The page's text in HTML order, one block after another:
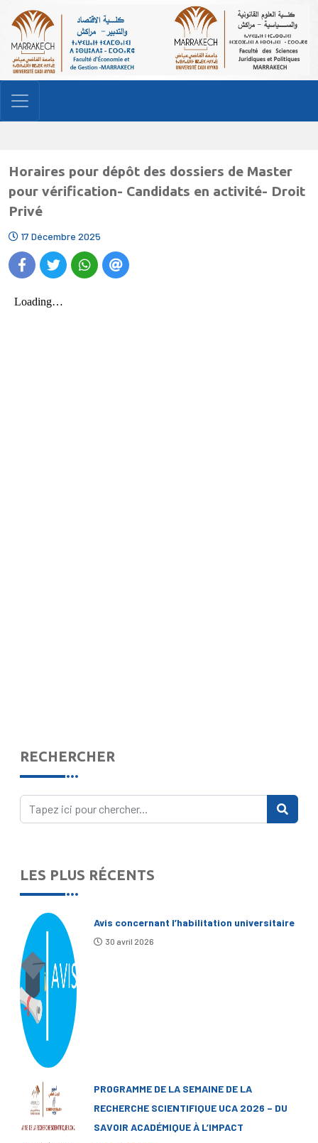
Horaires pour dépôt des dossiers de Master
pour vérification- Candidats en activité- Droit
Privé
17 Décembre 2025
RECHERCHER
LES PLUS RÉCENTS
Avis concernant l’habilitation universitaire
30 avril 2026
PROGRAMME DE LA SEMAINE DE LA
RECHERCHE SCIENTIFIQUE UCA 2026 – DU
SAVOIR ACADÉMIQUE À L’IMPACT